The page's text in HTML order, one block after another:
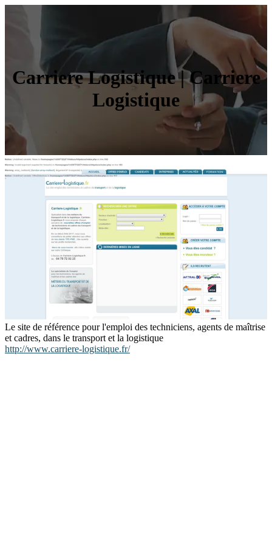
Carriere Logistique | Carriere
Logistique
Le site de référence pour l'emploi des techniciens, agents de maîtrise
et cadres, dans le transport et la logistique
http://www.carriere-logistique.fr/